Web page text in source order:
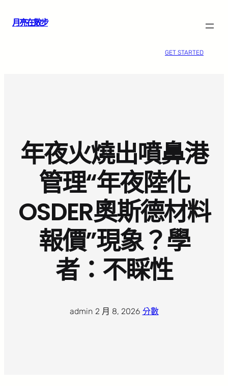
月亮在散步
GET STARTED
年夜火燒出噴鼻港
管理“年夜陸化
OSDER奧斯德材料
報價”現象？學
者：不睬性
admin· 2 月 8, 2026· 分數